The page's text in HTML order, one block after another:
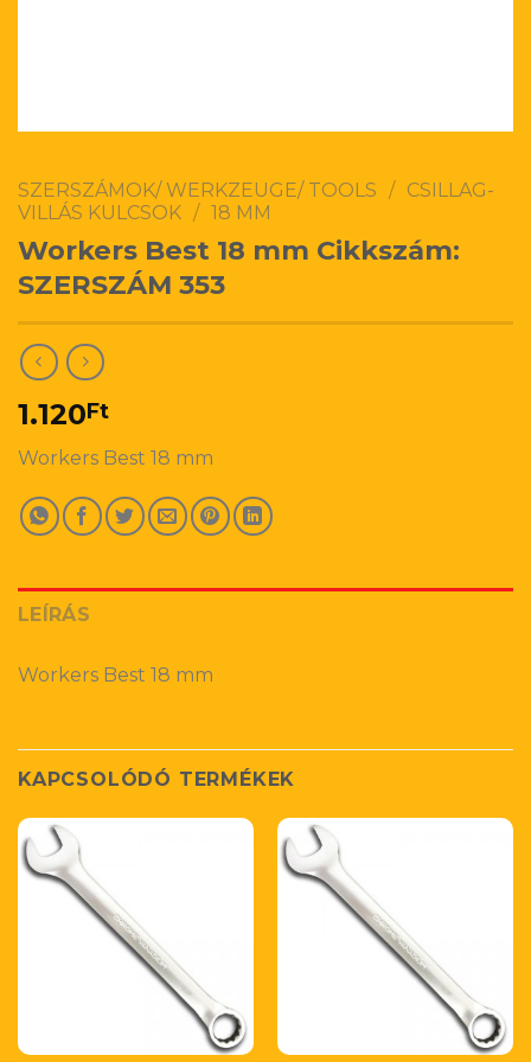
SZERSZÁMOK/ WERKZEUGE/ TOOLS / CSILLAG-
VILLÁS KULCSOK / 18 MM
Workers Best 18 mm Cikkszám:
SZERSZÁM 353
1.120Ft
Workers Best 18 mm
LEÍRÁS
Workers Best 18 mm
KAPCSOLÓDÓ TERMÉKEK